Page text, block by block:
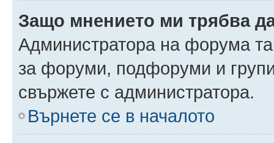
Защо мнението ми трябва
Администратора на форума
за форуми, подфоруми и
свържете с администратора.
Върнете се в началото